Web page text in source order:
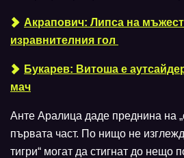
Aкрапович: Липса на
изравнителния гол
Букарев: Витоша е
мач
Анте Аралица даде преднина на
първата част. По нищо не
тигри“ могат да стигнат до нещо